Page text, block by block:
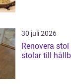
30 juli 2026
Renovera stol så förvandlas slitna
stolar till